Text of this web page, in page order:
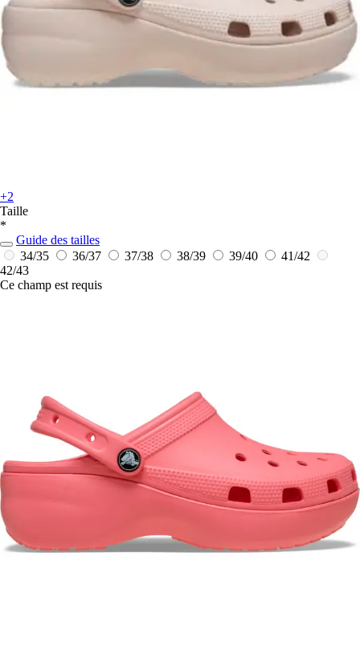
+2
Taille
*
Guide des tailles
34/35
36/37 37/38 38/39 39/40
41/42
42/43
Ce champ est requis